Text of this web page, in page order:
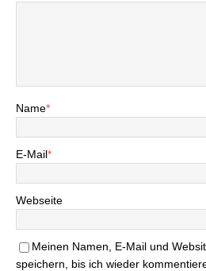
Name*
E-Mail*
Webseite
Meinen Namen, E-Mail und
speichern, bis ich wieder